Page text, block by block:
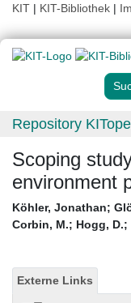
KIT | KIT-Bibliothek |
Repository
Scoping
environment
Köhler, Jonathan;
Corbin, M.; Hogg, D.;
Externe Links